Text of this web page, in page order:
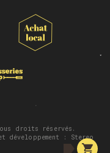
droits réservés.
développement : Stereo